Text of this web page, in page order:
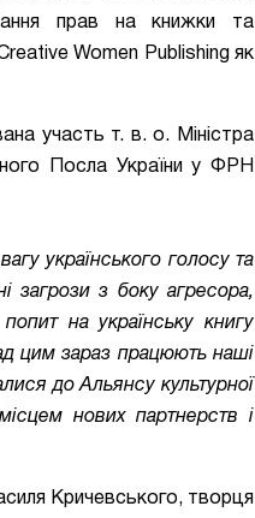
прав на книжки та
Women Publishing як
участь т. в. о.
Міністра
Посла України у ФРН
українського голосу та
загрози з боку агресора,
на українську книгу
цим зараз працюють наші
до Альянсу культурної
нових партнерств і
Кричевського, творця